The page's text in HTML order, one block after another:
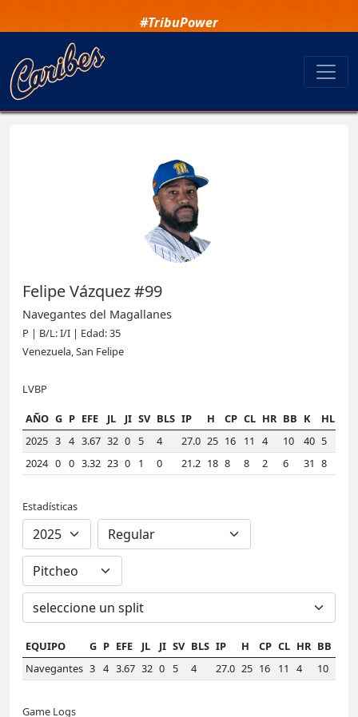
#TribuPower
Felipe Vázquez #99
Navegantes del Magallanes
P | B/L: I/I | Edad: 35
Venezuela, San Felipe
LVBP
AÑO G P EFE JL JI SV BLS IP H CP CL HR BB K HLD
2025 3 4 3.67 32 0 5 4 27.0 25 16 11 4 10 40 5
2024 0 0 3.32 23 0 1 0 21.2 18 8 8 2 6 31 8
Estadísticas
EQUIPO G P EFE JL JI SV BLS IP H CP CL HR BB
Navegantes 3 4 3.67 32 0 5 4 27.0 25 16 11 4 10
Game Logs